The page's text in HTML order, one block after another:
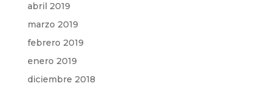
abril 2019
marzo 2019
febrero 2019
enero 2019
diciembre 2018